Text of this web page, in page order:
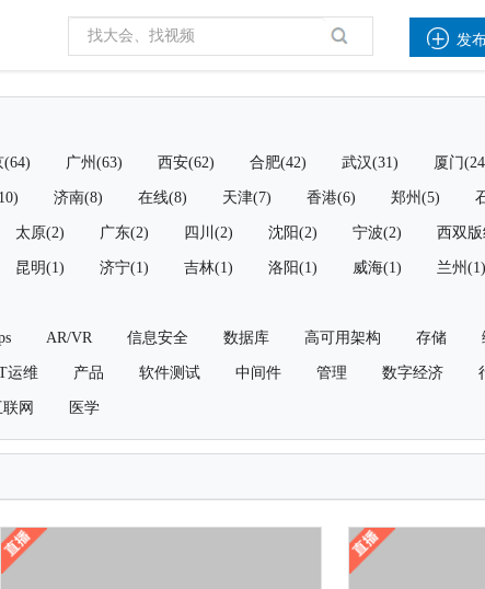
 发
(64) 广州(63) 西安(62) 合肥(42) 武汉(31) 厦门
济南(8) 在线(8) 天津(7) 香港(6) 郑州(5)
太原(2) 广东(2) 四川(2) 沈阳(2) 宁波(2) 西双
昆明(1) 济宁(1) 吉林(1) 洛阳(1) 威海(1) 兰州(1)
AR/VR 信息安全 数据库 高可用架构 存储
运维 产品 软件测试 中间件 管理 数字经济
网 医学